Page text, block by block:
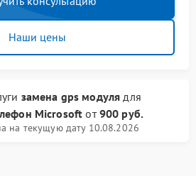
Наши цены
замена gps модуля для
Microsoftот900 руб.
на текущую дату 10.08.2026